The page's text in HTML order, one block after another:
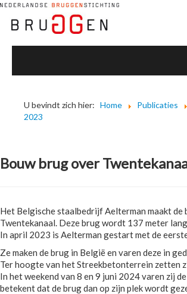
U bevindt zich hier: Home Publicaties
2023
Bouw brug over
Het Belgische staalbedrijf Aelterman maakt
Twentekanaal. Deze brug wordt 137 meter
In april 2023 is Aelterman gestart met de
Ze maken de brug in België en varen deze in
Ter hoogte van het Streekbetonterrein zetten
In het weekend van 8 en 9 juni 2024 varen zij
betekent dat de brug dan op zijn plek wordt